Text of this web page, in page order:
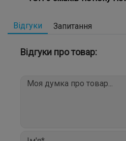
сертифіковані та
номерами телефону 38 096
ми підберемо ідеальний
Відгуки Запитання
Відгуки про товар: